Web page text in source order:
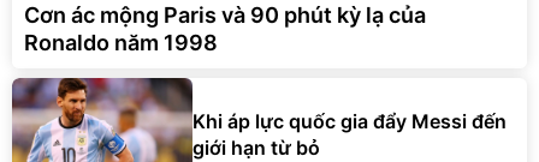
Cơn ác mộng Paris và 90 phút kỳ lạ của
Ronaldo năm 1998
Khi áp lực quốc gia đẩy Messi đến
giới hạn từ bỏ